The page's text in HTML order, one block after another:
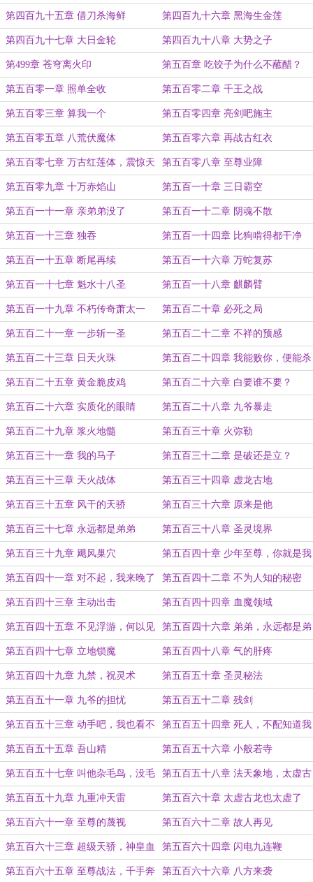
第四百九十五章 借刀杀海鲜 第四百九十六章 黑海生金莲
第四百九十七章 大日金轮 第四百九十八章 大势之子
第499章 苍穹离火印 第五百章 吃饺子为什么不蘸醋？
第五百零一章 照单全收 第五百零二章 千王之战
第五百零三章 算我一个 第五百零四章 亮剑吧施主
第五百零五章 八荒伏魔体 第五百零六章 再战古红衣
第五百零七章 万古红莲体，震惊天
下
第五百零八章 至尊业障
第五百零九章 十万赤焰山 第五百一十章 三日霸空
第五百一十一章 亲弟弟没了 第五百一十二章 阴魂不散
第五百一十三章 独吞 第五百一十四章 比狗啃得都干净
第五百一十五章 断尾再续 第五百一十六章 万蛇复苏
第五百一十七章 魁水十八圣 第五百一十八章 麒麟臂
第五百一十九章 不朽传奇萧太一 第五百二十章 必死之局
第五百二十一章 一步斩一圣 第五百二十二章 不祥的预感
第五百二十三章 日天火珠 第五百二十四章 我能败你，便能杀
你
第五百二十五章 黄金脆皮鸡 第五百二十六章 白要谁不要？
第五百二十六章 实质化的眼睛 第五百二十八章 九爷暴走
第五百二十九章 浆火地髓 第五百三十章 火弥勒
第五百三十一章 我的马子 第五百三十二章 是破还是立？
第五百三十三章 天火战体 第五百三十四章 虚龙古地
第五百三十五章 风干的天骄 第五百三十六章 原来是他
第五百三十七章 永远都是弟弟 第五百三十八章 圣灵境界
第五百三十九章 飓风巢穴 第五百四十章 少年至尊，你就是我
的光
第五百四十一章 对不起，我来晚了 第五百四十二章 不为人知的秘密
第五百四十三章 主动出击 第五百四十四章 血魔领域
第五百四十五章 不见浮游，何以见
青天？
第五百四十六章 弟弟，永远都是弟
弟！
第五百四十七章 立地锁魔 第五百四十八章 气的肝疼
第五百四十九章 九禁，祝灵术 第五百五十章 圣灵秘法
第五百五十一章 九爷的担忧 第五百五十二章 残剑
第五百五十三章 动手吧，我也看不
下去了
第五百五十四章 死人，不配知道我
的名字！
第五百五十五章 吾山精 第五百五十六章 小般若寺
第五百五十七章 叫他杂毛鸟，没毛
病
第五百五十八章 法天象地，太虚古
龙
第五百五十九章 九重冲天雷 第五百六十章 太虚古龙也太虚了
第五百六十一章 至尊的蔑视 第五百六十二章 故人再见
第五百六十三章 超级天骄，神皇血
脉
第五百六十四章 闪电九连鞭
第五百六十五章 至尊战法，千手奔 第五百六十六章 八方来袭